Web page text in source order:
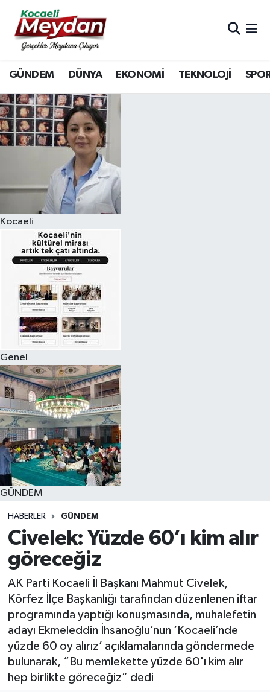
GÜNDEM DÜNYA EKONOMİ TEKNOLOJİ
Kocaeli
Genel
GÜNDEM
HABERLER GÜNDEM
Civelek: Yüzde 60’ı kim alır
göreceğiz
AK Parti Kocaeli İl Başkanı Mahmut Civelek,
Körfez İlçe Başkanlığı tarafından düzenlenen iftar
programında yaptığı konuşmasında, muhalefetin
adayı Ekmeleddin İhsanoğlu’nun ‘Kocaeli’nde
yüzde 60 oy alırız’ açıklamalarında göndermede
bulunarak, “Bu memlekette yüzde 60'ı kim alır
hep birlikte göreceğiz” dedi
Nöbetçi Eczaneler
Hava Durumu
Trafik Durumu
Süper Lig Puan Durumu ve Fikstür
Tüm Manşetler
Son Dakika Haberleri
Haber Arşivi